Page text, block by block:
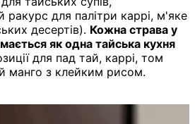
ракурс для палітри каррі, м'яке
десертів). Кожна страва у
як одна тайська кухня
для пад тай, каррі, том
манго з клейким рисом.